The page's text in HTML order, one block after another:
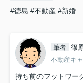
#徳島 #不動産 #新婚
筆者 篠
不動産キ
持ち前のフットワー